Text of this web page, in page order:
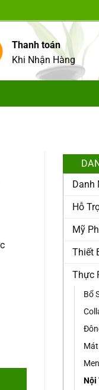
Thanh toán
Khi Nhận Hàng
Danh
Hỗ
Mỹ
Thiết
Thực
Bổ
Nội